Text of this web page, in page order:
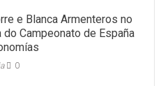
e Blanca Armenteros no
Campeonato de España
0